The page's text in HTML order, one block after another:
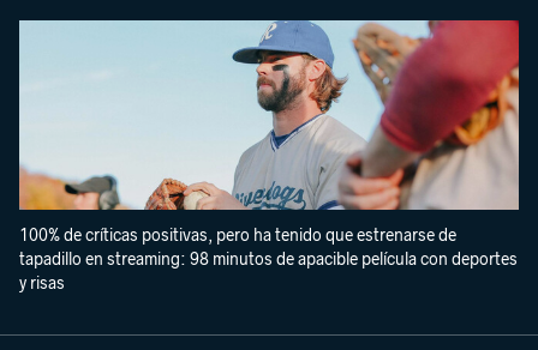
100% de críticas positivas, pero ha tenido que estrenarse de
tapadillo en streaming: 98 minutos de apacible película con deportes
y risas